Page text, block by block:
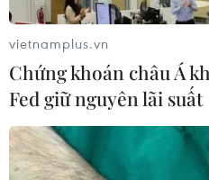
vietnamplus.vn
Chứng khoán châu Á
Fed giữ nguyên lãi suất